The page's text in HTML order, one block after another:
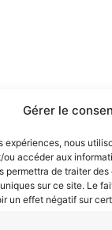
Gérer le
expériences, nous
accéder aux
permettra de traiter
sur ce site. Le
un effet négatif sur
F
a